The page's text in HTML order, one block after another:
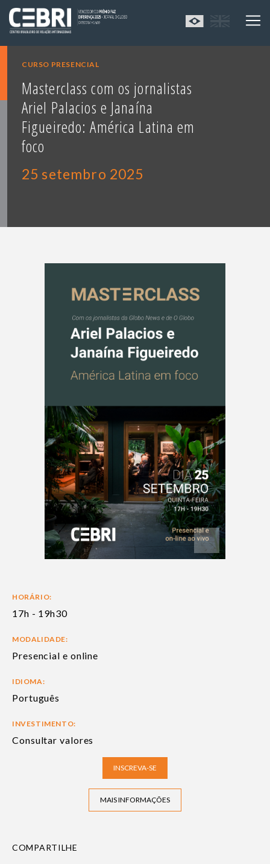
CURSO PRESENCIAL
Masterclass com os jornalistas
Ariel Palacios e Janaína
Figueiredo: América Latina em
foco
25 setembro 2025
HORÁRIO:
17h - 19h30
MODALIDADE:
Presencial e online
IDIOMA:
Português
INVESTIMENTO:
Consultar valores
INSCREVA-SE
MAIS INFORMAÇÕES
COMPARTILHE